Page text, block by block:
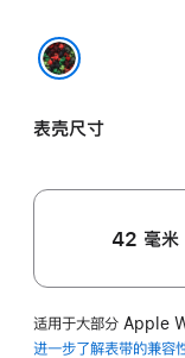
表壳尺寸
42 毫米
适用于大部分 Apple
进一步了解表带的兼容